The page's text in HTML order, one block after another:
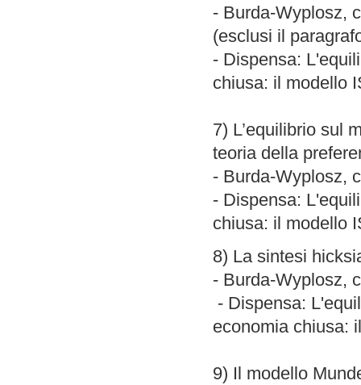
- Burda-Wyplosz,
(esclusi il
- Dispensa:
chiusa: il modello
7) L’equilibrio sul
teoria della
- Burda-Wyplosz,
- Dispensa:
chiusa: il modello
8) La sintesi
- Burda-Wyplosz,
- Dispensa:
economia chiusa:
9) Il modello